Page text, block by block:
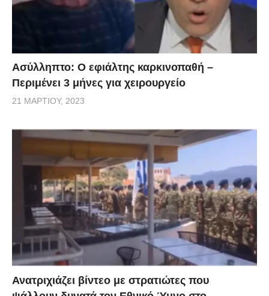
Ασύλληπτο: Ο εφιάλτης καρκινοπαθή –
Περιμένει 3 μήνες για χειρουργείο
21 ΜΑΡΤΊΟΥ, 2023
Ανατριχιάζει βίντεο με στρατιώτες που